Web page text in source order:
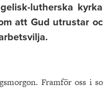
lutherska
att Gud utrustar
Framför oss i